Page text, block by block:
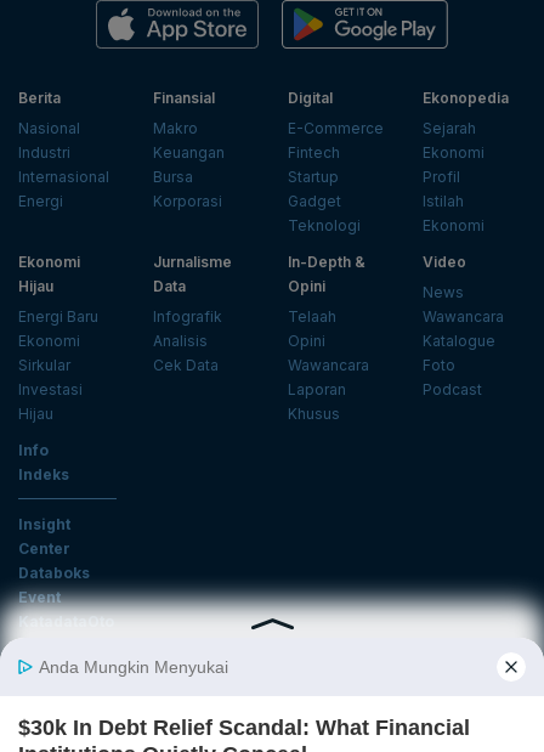
Berita
Nasional
Industri
Internasional
Energi
Finansial
Makro
Keuangan
Bursa
Korporasi
Digital
E-Commerce
Fintech
Startup
Gadget
Teknologi
Ekonopedia
Sejarah
Ekonomi
Profil
Istilah
Ekonomi
Ekonomi
Hijau
Energi Baru
Ekonomi
Sirkular
Investasi
Hijau
Jurnalisme
Data
Infografik
Analisis
Cek Data
In-Depth &
Opini
Telaah
Opini
Wawancara
Laporan
Khusus
Video
News
Wawancara
Katalogue
Foto
Podcast
Info
Indeks
Insight
Center
Databoks
Event
KatadataOto
Email
Daftar